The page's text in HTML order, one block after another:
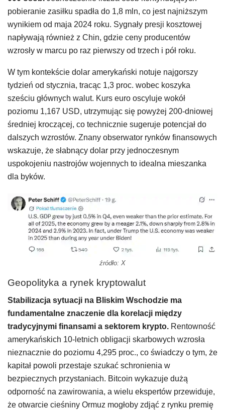
pobieranie zasiłku spadła do 1,8 mln, co jest najniższym
wynikiem od maja 2024 roku. Sygnały presji kosztowej
napływają również z Chin, gdzie ceny producentów
wzrosły w marcu po raz pierwszy od trzech i pół roku.
W tym kontekście dolar amerykański notuje najgorszy
tydzień od stycznia, tracąc 1,3 proc. wobec koszyka
sześciu głównych walut. Kurs euro oscyluje wokół
poziomu 1,167 USD, utrzymując się powyżej 200-dniowej
średniej kroczącej, co technicznie sugeruje potencjał do
dalszych wzrostów. Znany obserwator rynków finansowych
wskazuje, że słabnący dolar przy jednoczesnym
uspokojeniu nastrojów wojennych to idealna mieszanka
dla byków.
źródło: X
Geopolityka a rynek kryptowalut
Stabilizacja sytuacji na Bliskim Wschodzie ma
fundamentalne znaczenie dla korelacji między
tradycyjnymi finansami a sektorem krypto. Rentowność
amerykańskich 10-letnich obligacji skarbowych wzrosła
nieznacznie do poziomu 4,295 proc., co świadczy o tym, że
kapitał powoli przestaje szukać schronienia w
bezpiecznych przystaniach. Bitcoin wykazuje dużą
odporność na zawirowania, a wielu ekspertów przewiduje,
że otwarcie cieśniny Ormuz mogłoby zdjąć z rynku premię